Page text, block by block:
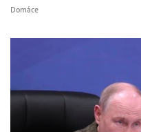
Domáce